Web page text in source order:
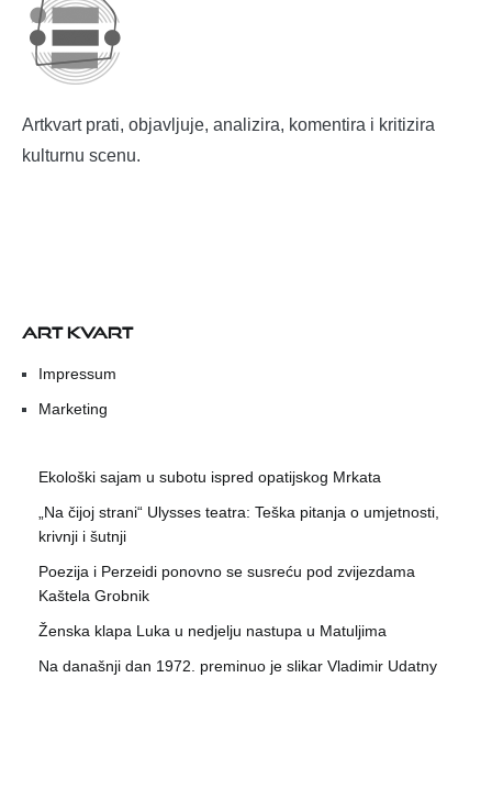
Artkvart prati, objavljuje, analizira, komentira i kritizira
kulturnu scenu.
ART KVART
Impressum
Marketing
Ekološki sajam u subotu ispred opatijskog Mrkata
„Na čijoj strani“ Ulysses teatra: Teška pitanja o umjetnosti,
krivnji i šutnji
Poezija i Perzeidi ponovno se susreću pod zvijezdama
Kaštela Grobnik
Ženska klapa Luka u nedjelju nastupa u Matuljima
Na današnji dan 1972. preminuo je slikar Vladimir Udatny